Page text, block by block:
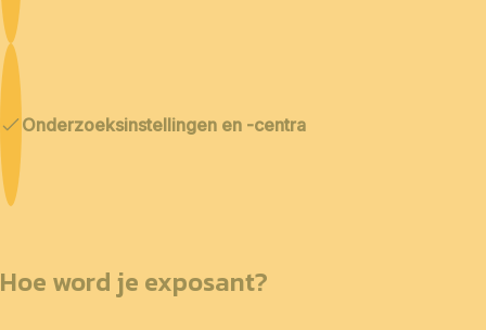
Onderzoeksinstellingen en -centra
Hoe word je exposant?